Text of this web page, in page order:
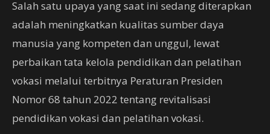
Salah satu upaya yang saat ini sedang diterapkan
adalah meningkatkan kualitas sumber daya
manusia yang kompeten dan unggul, lewat
perbaikan tata kelola pendidikan dan pelatihan
vokasi melalui terbitnya Peraturan Presiden
Nomor 68 tahun 2022 tentang revitalisasi
pendidikan vokasi dan pelatihan vokasi.